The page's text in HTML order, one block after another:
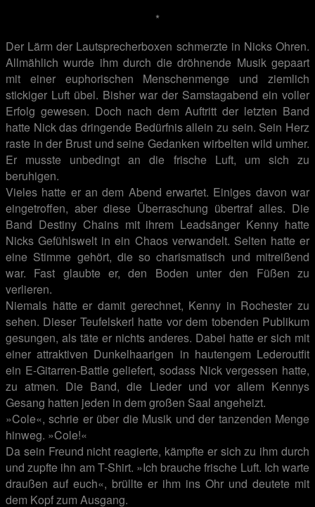
*
Der Lärm der Lautsprecherboxen schmerzte in Nicks Ohren.
Allmählich wurde ihm durch die dröhnende Musik gepaart
mit einer euphorischen Menschenmenge und ziemlich
stickiger Luft übel. Bisher war der Samstagabend ein voller
Erfolg gewesen. Doch nach dem Auftritt der letzten Band
hatte Nick das dringende Bedürfnis allein zu sein. Sein Herz
raste in der Brust und seine Gedanken wirbelten wild umher.
Er musste unbedingt an die frische Luft, um sich zu
beruhigen.
Vieles hatte er an dem Abend erwartet. Einiges davon war
eingetroffen, aber diese Überraschung übertraf alles. Die
Band Destiny Chains mit ihrem Leadsänger Kenny hatte
Nicks Gefühlswelt in ein Chaos verwandelt. Selten hatte er
eine Stimme gehört, die so charismatisch und mitreißend
war. Fast glaubte er, den Boden unter den Füßen zu
verlieren.
Niemals hätte er damit gerechnet, Kenny in Rochester zu
sehen. Dieser Teufelskerl hatte vor dem tobenden Publikum
gesungen, als täte er nichts anderes. Dabei hatte er sich mit
einer attraktiven Dunkelhaarigen in hautengem Lederoutfit
ein E-Gitarren-Battle geliefert, sodass Nick vergessen hatte,
zu atmen. Die Band, die Lieder und vor allem Kennys
Gesang hatten jeden in dem großen Saal angeheizt.
»Cole«, schrie er über die Musik und der tanzenden Menge
hinweg. »Cole!«
Da sein Freund nicht reagierte, kämpfte er sich zu ihm durch
und zupfte ihn am T-Shirt. »Ich brauche frische Luft. Ich warte
draußen auf euch«, brüllte er ihm ins Ohr und deutete mit
dem Kopf zum Ausgang.